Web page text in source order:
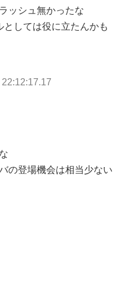
ッシュ無かったな
しては役に立たんかも
の登場機会は相当少ない